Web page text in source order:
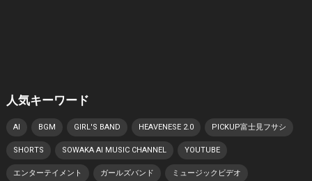
人気キーワード
AI BGM GIRL'S BAND HEAVENESE 2.0 PICKUP富士見フサシ
SHORTS SOWAKA AI MUSIC CHANNEL YOUTUBE
エンターテイメント ガールズバンド ミュージックビデオ